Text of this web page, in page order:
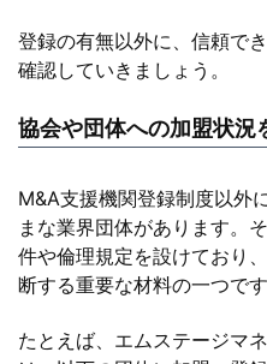
登録の有無以外に、信頼で
確認していきましょう。
協会や団体への加盟状況
M&A支援機関登録制度以外
まな業界団体があります。
件や倫理規定を設けており
断する重要な材料の一つです
たとえば、エムステージマ